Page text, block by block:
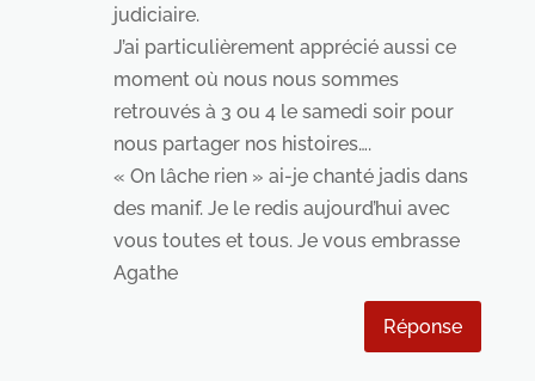
judiciaire.
J’ai particulièrement apprécié aussi ce
moment où nous nous sommes
retrouvés à 3 ou 4 le samedi soir pour
nous partager nos histoires….
« On lâche rien » ai-je chanté jadis dans
des manif. Je le redis aujourd’hui avec
vous toutes et tous. Je vous embrasse
Agathe
Réponse